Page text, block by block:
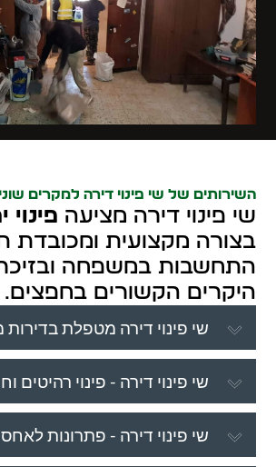
השירותים של שי פינוי דירה למקרים
שי פינוי דירה מציעה פינוי
בצורה מקצועית ומכובדת
התחשבות במשפחה
היקרים הקשורים בחפצים.
שי פינוי דירה מטפלת בדירות
שי פינוי דירה - פינוי רהיטים
שי פינוי דירה - פתרונות